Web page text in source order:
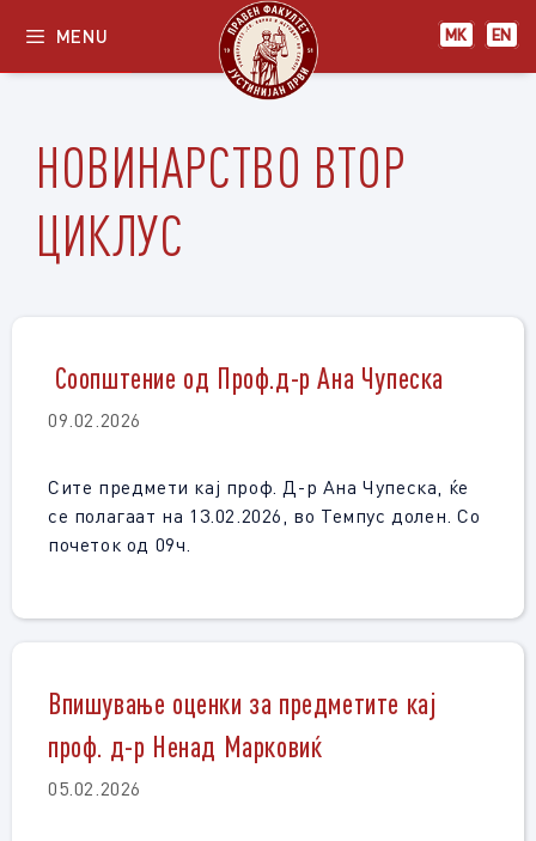
content
МК EN
MENU
НОВИНАРСТВО ВТОР
ЦИКЛУС
Соопштение од Проф.д-р Ана Чупеска
09.02.2026
Сите предмети кај проф. Д-р Ана Чупеска, ќе
се полагаат на 13.02.2026, во Темпус долен. Со
почеток од 09ч.
Впишување оценки за предметите кај
проф. д-р Ненад Марковиќ
05.02.2026